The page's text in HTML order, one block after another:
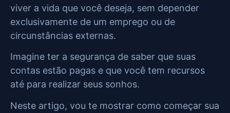
viver a vida que você deseja, sem depender
exclusivamente de um emprego ou de
circunstâncias externas.
Imagine ter a segurança de saber que suas
contas estão pagas e que você tem recursos
até para realizar seus sonhos.
Neste artigo, vou te mostrar como começar sua